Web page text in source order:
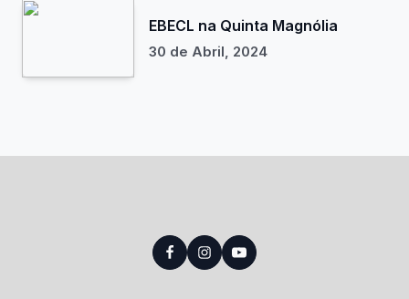
EBECL na Quinta Magnólia
30 de Abril, 2024